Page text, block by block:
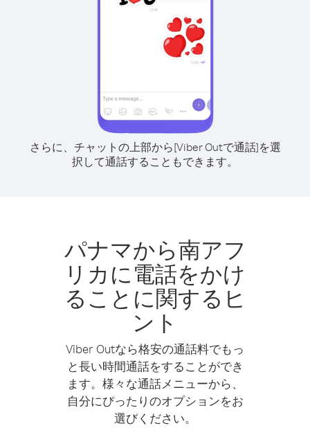
さらに、チャットの上部から[Viber Outで通話]を選
択して通話することもできます。
パナマから南アフ
リカに電話をかけ
ることに関するヒ
ント
Viber Outなら格安の通話料でもっ
と長い時間通話をすることができ
ます。様々な通話メニューから、
自分にぴったりのオプションをお
選びください。